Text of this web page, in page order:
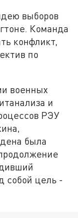
выборов
Команда
конфликт,
по
военных
и
РЭУ
была
собой цель -